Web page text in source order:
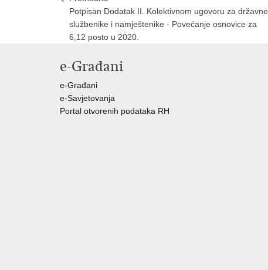
Potpisan Dodatak II. Kolektivnom ugovoru za državne
službenike i namještenike - Povećanje osnovice za
6,12 posto u 2020.
e-Građani
e-Građani
e-Savjetovanja
Portal otvorenih podataka RH